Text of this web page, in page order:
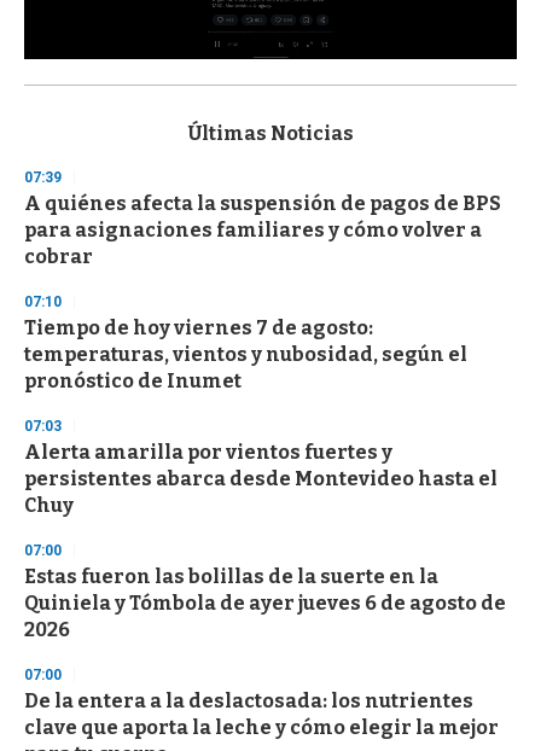
s
d
s
o
f
3
s
e
c
o
n
d
Últimas Noticias
07:39
A quiénes afecta la suspensión de pagos de BPS
para asignaciones familiares y cómo volver a
cobrar
07:10
Tiempo de hoy viernes 7 de agosto:
temperaturas, vientos y nubosidad, según el
pronóstico de Inumet
07:03
Alerta amarilla por vientos fuertes y
persistentes abarca desde Montevideo hasta el
Chuy
07:00
Estas fueron las bolillas de la suerte en la
Quiniela y Tómbola de ayer jueves 6 de agosto de
2026
07:00
De la entera a la deslactosada: los nutrientes
clave que aporta la leche y cómo elegir la mejor